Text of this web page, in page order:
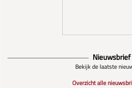
Nieuwsbrief
Bekijk de laatste
Overzicht alle